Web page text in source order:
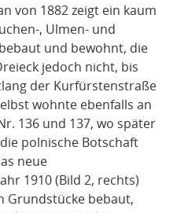
von 1882 zeigt ein kaum
, Ulmen- und
und bewohnt, die
jedoch nicht, bis
der Kurfürstenstraße
wohnte ebenfalls an
136 und 137, wo später
polnische Botschaft
neue
1910 (Bild 2, rechts)
Grundstücke bebaut,